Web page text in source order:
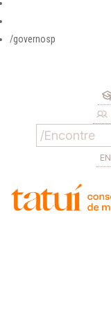
/governosp
EN